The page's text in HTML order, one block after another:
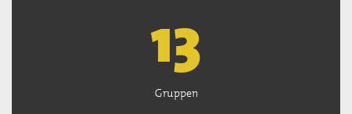
13
Gruppen